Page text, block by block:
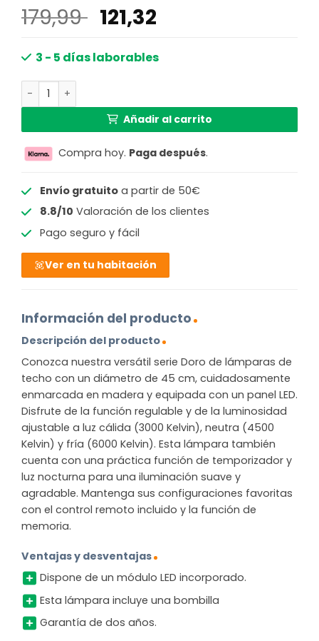
179,99 El
precio
original
121,32
3 - 5 días laborables
Lámpara de techo rural gris redonda Globo Doro
Añadir al carrito
Compra hoy. Paga después.
Envío gratuitoa partir de 50€
8.8/10 Valoración de los clientes
Pago seguro y fácil
Ver en tu habitación
Información del producto
Descripción del producto
Conozca nuestra versátil serie Doro de lámparas de
techo con un diámetro de 45 cm, cuidadosamente
enmarcada en madera y equipada con un panel LED.
Disfrute de la función regulable y de la luminosidad
ajustable a luz cálida (3000 Kelvin), neutra (4500
Kelvin) y fría (6000 Kelvin). Esta lámpara también
cuenta con una práctica función de temporizador y
luz nocturna para una iluminación suave y
agradable. Mantenga sus configuraciones favoritas
con el control remoto incluido y la función de
memoria.
Ventajas y desventajas
Dispone de un módulo LED incorporado.
Esta lámpara incluye una bombilla
Garantía de dos años.